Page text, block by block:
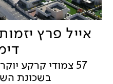
אייל פרץ
בשכונת